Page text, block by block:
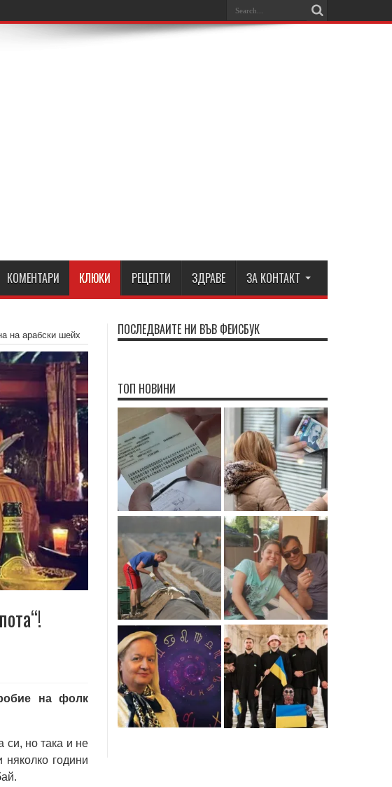
КОМЕНТАРИ КЛЮКИ РЕЦЕПТИ ЗДРАВЕ ЗА КОНТАКТ
на арабски шейх
на фолк
си, но така и не
години
ПОСЛЕДВАЙТЕ НИ ВЪВ ФЕЙСБУК
ТОП НОВИНИ